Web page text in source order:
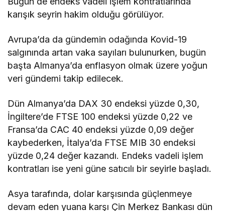
döviz zorunlu karşılık oranını 200 baz puan
artırarak yüzde 9’a çıkardı.
Öte yandan bugün Japonya’da açıklanan makro
ekonomik verilere göre ise Üretici Fiyat Endeksi
(ÜFE) kasımda yılık yüzde 9 artışla beklentileri
geride bıraktı ve son 40 yılın zirvesine çıktı.
Bu gelişmelerle Asya borsaları, küresel pay
piyasalarına paralel düşük risk iştahıyla haftanın
son işlem gününde satış ağırlıklı bir seyir izlerken,
kapanışa yakın Japonya’da Nikkei 225 endeksi
yüzde 0,65, Çin’de Şanghay bileşik endeksi yüzde
0,23, Güney Kore’de Kospi endeksi yüzde 0,64 ve
değer kaybetti.